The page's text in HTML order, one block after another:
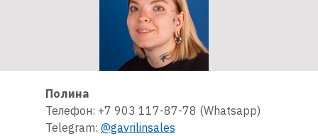
Полина
Телефон: +7 903 117-87-78 (Whatsapp)
Telegram: @gavrilinsales